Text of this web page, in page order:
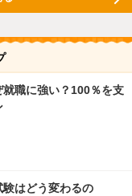
職に強い？100％を支
験はどう変わるの